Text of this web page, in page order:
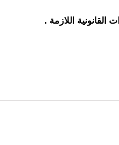
القانونية اللازمة .